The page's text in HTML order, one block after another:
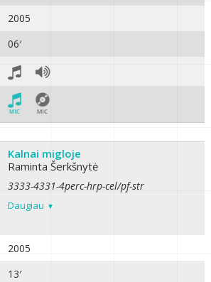
2005
06′
Kalnai migloje
Raminta Šerkšnytė
3333-4331-4perc-hrp-cel/pf-str
Daugiau
2005
13′